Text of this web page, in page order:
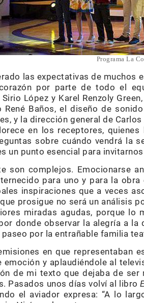
Programa La
las expectativas de muchos
por parte de todo el
López y Karel Renzoly
Baños, el diseño de
y la dirección general de
en los receptores,
sobre cuándo vendrá la
un punto esencial para
son complejos. Emocionarse
para uno y para la
inspiraciones que a veces
prosigue no será un análisis
miradas agudas, porque lo
donde observar la alegría a
por la entrañable familia
en que representaban
emoción y aplaudiéndole al
de mi texto que dejaba de
Pasados unos días volví al libro
el aviador expresa: “A lo